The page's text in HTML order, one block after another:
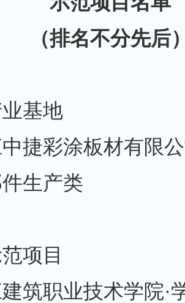
（排名不分先后
基地
中捷彩涂板材
生产类
项目
筑职业技术学院·